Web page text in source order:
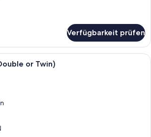
Verfügbarkeit prüfen
Ein Hotelzimmer mit Bett,
or Twin)